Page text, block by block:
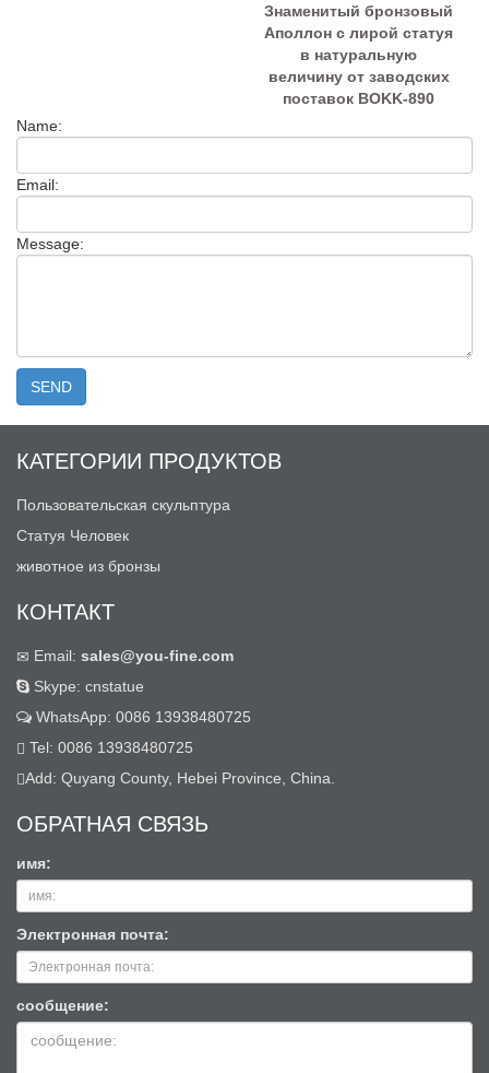
Знаменитый бронзовый
Аполлон с лирой статуя
в натуральную
величину от заводских
поставок BOKK-890
Name:
Email:
Message:
КАТЕГОРИИ ПРОДУКТОВ
Пользовательская скульптура
Статуя Человек
животное из бронзы
КОНТАКТ
Email: sales@you-fine.com
Skype: cnstatue
WhatsApp: 0086 13938480725
Tel: 0086 13938480725
Add: Quyang County, Hebei Province, China.
ОБРАТНАЯ СВЯЗЬ
имя:
Электронная почта:
сообщение: